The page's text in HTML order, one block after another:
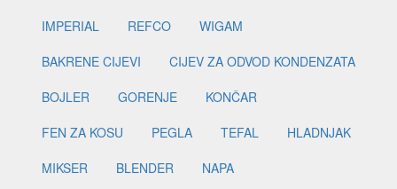
IMPERIAL
REFCO
WIGAM
BAKRENE CIJEVI
CIJEV ZA ODVOD KONDENZATA
BOJLER
GORENJE
KONČAR
FEN ZA KOSU
PEGLA TEFAL
HLADNJAK
MIKSER
BLENDER
NAPA